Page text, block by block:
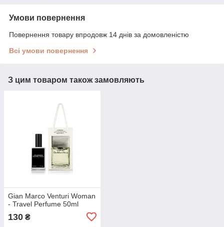
Умови повернення
Повернення товару впродовж 14 днів за домовленістю
Всі умови повернення
З цим товаром також замовляють
Gian Marco Venturi Woman
- Travel Perfume 50ml
130 ₴